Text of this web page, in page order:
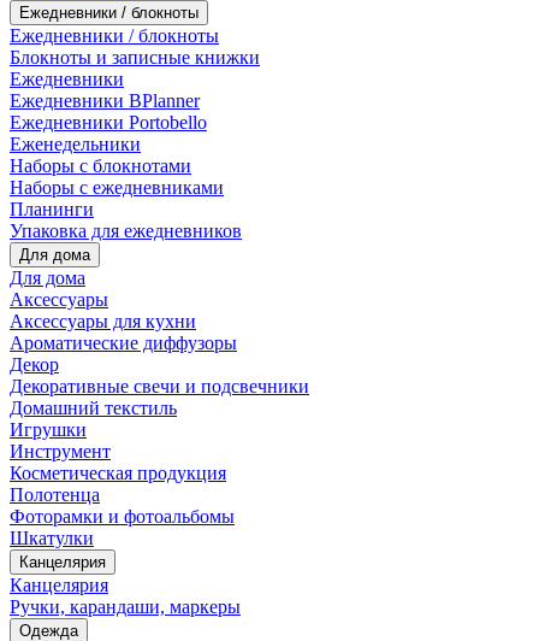
Ежедневники / блокноты
Ежедневники / блокноты
Блокноты и записные книжки
Ежедневники
Ежедневники BPlanner
Ежедневники Portobello
Еженедельники
Наборы с блокнотами
Наборы с ежедневниками
Планинги
Упаковка для ежедневников
Для дома
Для дома
Аксессуары
Аксессуары для кухни
Ароматические диффузоры
Декор
Декоративные свечи и подсвечники
Домашний текстиль
Игрушки
Инструмент
Косметическая продукция
Полотенца
Фоторамки и фотоальбомы
Шкатулки
Канцелярия
Канцелярия
Ручки, карандаши, маркеры
Одежда